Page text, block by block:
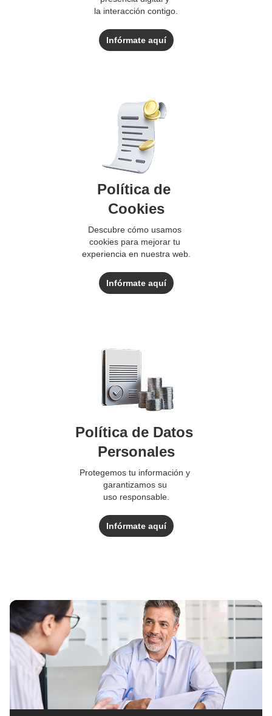
la interacción contigo.
Infórmate aquí
Política de
Cookies
Descubre cómo usamos
cookies para mejorar tu
experiencia en nuestra web.
Infórmate aquí
Política de Datos
Personales
Protegemos tu información y
garantizamos su
uso responsable.
Infórmate aquí